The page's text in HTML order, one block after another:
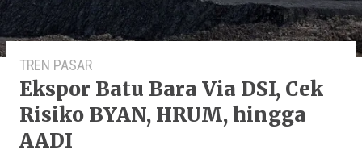
TREN PASAR
Ekspor Batu Bara Via DSI, Cek
Risiko BYAN, HRUM, hingga
AADI